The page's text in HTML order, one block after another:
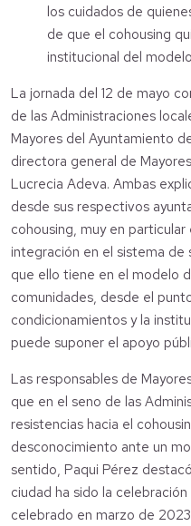
los cuidados de
de que el cohousing
institucional del
La jornada del 12 de mayo
de las Administraciones
Mayores del Ayuntamiento
directora general de
Lucrecia Adeva. Ambas
desde sus respectivos
cohousing, muy en
integración en el sistema de
que ello tiene en el modelo
comunidades, desde el
condicionamientos y la
puede suponer el apoyo
Las responsables de
que en el seno de las
resistencias hacia el
desconocimiento ante un
sentido, Paqui Pérez
ciudad ha sido la celebración
celebrado en marzo de